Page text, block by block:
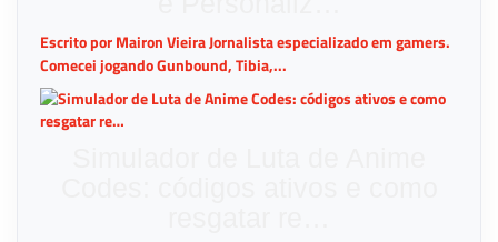
Escrito por Mairon Vieira Jornalista especializado em gamers.
Comecei jogando Gunbound, Tibia,...